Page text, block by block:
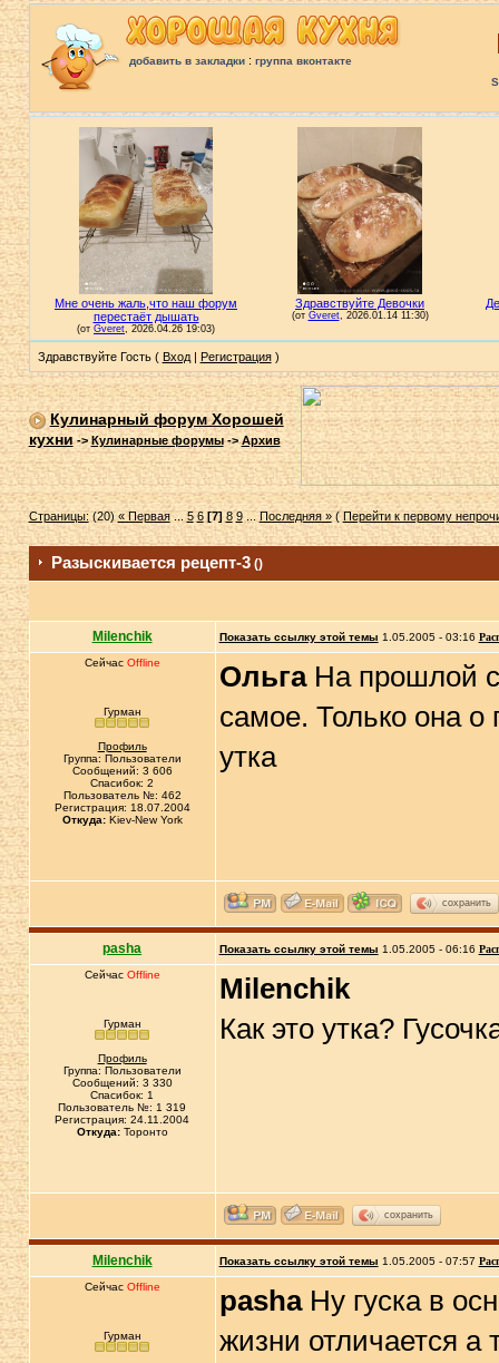
добавить в закладки: группа вконтакте
Здравствуйте Гость ( Вход| Регистрация)
Кулинарный форум Хорошей
кухни->Кулинарные форумы->Архив
Страницы:(20)« Первая...5 6 [7] 8 9...Последняя »(Перейти к первому
Разыскивается рецепт-3()
Milenchik Показать ссылку этой темы 1.05.2005 - 03:16
Сейчас Offline
Гурман
Профиль
Группа: Пользователи
Сообщений: 3 606
Спасибок: 2
Пользователь №: 462
Регистрация: 18.07.2004
Откуда:Kiev-New York
ОльгаНа прошлой
самое. Только она о
утка
сохранить
pasha Показать ссылку этой темы 1.05.2005 - 06:16
Сейчас Offline
Гурман
Профиль
Группа: Пользователи
Сообщений: 3 330
Спасибок: 1
Пользователь №: 1 319
Регистрация: 24.11.2004
Откуда:Торонто
Milenchik
Как это утка?
сохранить
Milenchik Показать ссылку этой темы 1.05.2005 - 07:57
Сейчас Offline
Гурман
pashaНу гуска в
жизни отличается а